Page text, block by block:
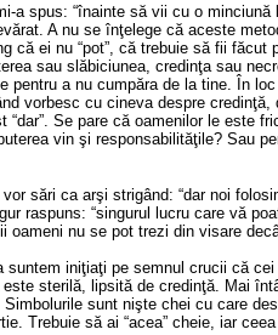
a spus: “înainte să vii cu o minciună
A nu se înţelege că aceste
că ei nu “pot”, că trebuie să fii făcut
sau slăbiciunea, credinţa sau
pentru a nu cumpăra de la tine. În
vorbesc cu cineva despre credinţă,
Se pare că oamenilor le este
vin şi responsabilităţile? Sau
sări ca arşi strigând: “dar noi
raspuns: “singurul lucru care vă
oameni nu se pot trezi din visare
suntem iniţiaţi pe semnul crucii că
sterilă, lipsită de credinţă. Mai
sunt nişte chei cu care
Trebuie să ai “acea” cheie, iar